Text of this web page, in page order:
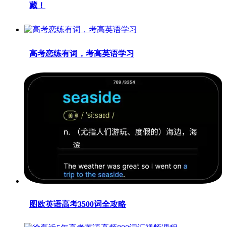
藏！
高考恋练有词，考高英语学习
图欧英语高考3500词全攻略